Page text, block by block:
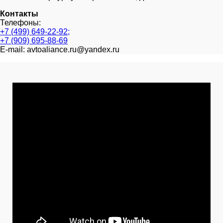
Контакты
Телефоны:
+7 (499) 649-22-92;
+7 (909) 695-88-69
E-mail: avtoaliance.ru@yandex.ru